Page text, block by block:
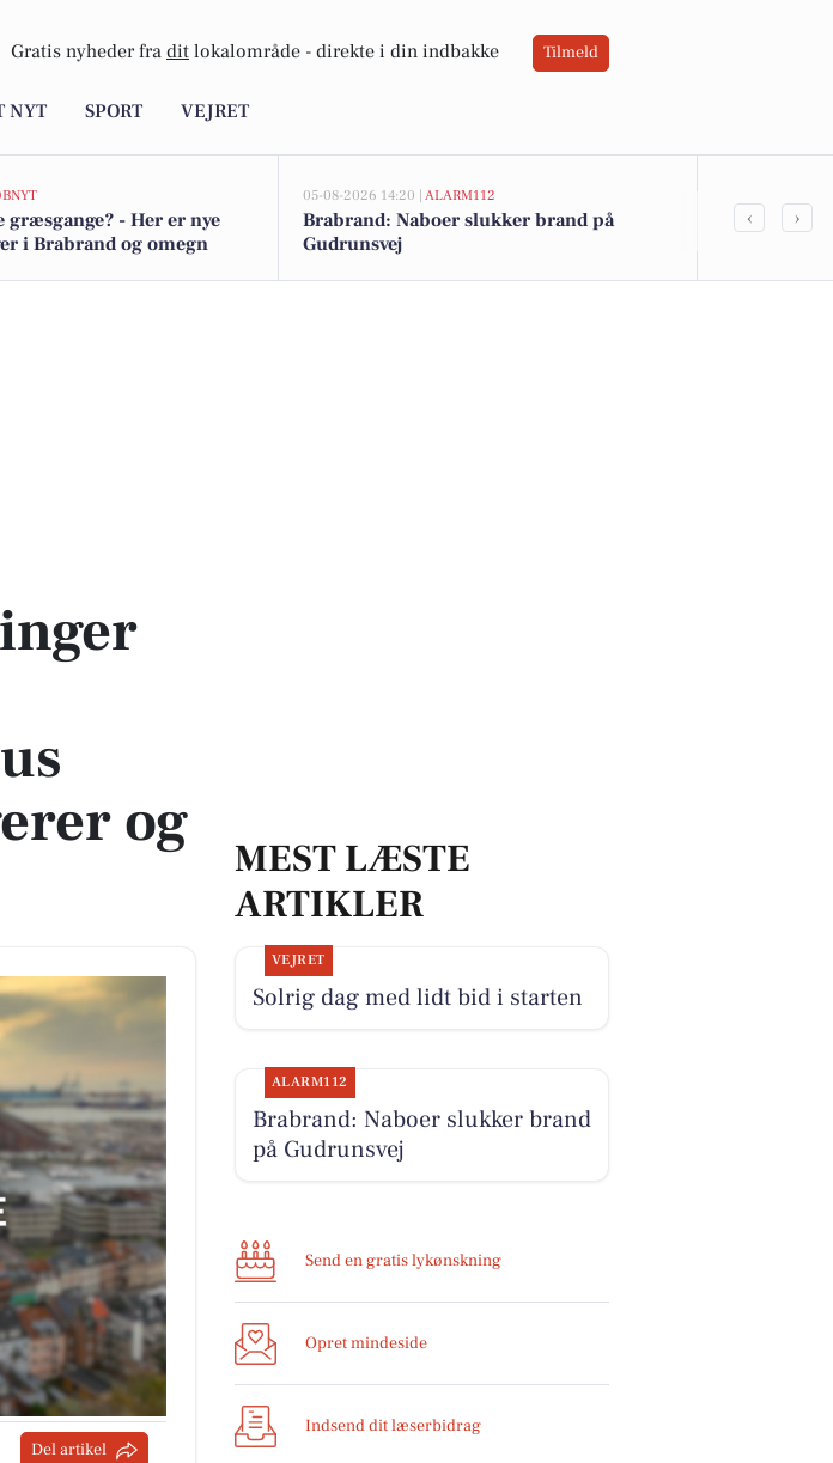
Gratis nyheder fra dit lokalområde - direkte i din indbakke Tilmeld
NYT SPORT VEJRET
græsgange? - Her er nye
i Brabrand og omegn
05-08-2026 14:20 | ALARM112
Brabrand: Naboer slukker brand på
Gudrunsvej
22-årig fra
‹ ›
og voksende elbilandel
og
Del artikel
MEST LÆSTE
ARTIKLER
VEJRET
Solrig dag med lidt bid i starten
ALARM112
Brabrand: Naboer slukker brand
på Gudrunsvej
Send en gratis lykønskning
Opret mindeside
Indsend dit læserbidrag